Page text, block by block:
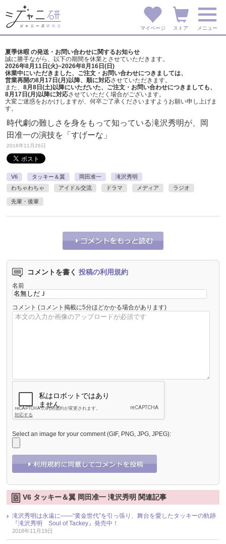
マイページ ストア メニュー
夏季休暇 の発送・お問い合わせに関するお知らせ
誠に勝手ながら、以下の期間を休業とさせていただきます。
2026年8月11日(火)~2026年8月16日(日)
休業中にいただきました、ご注文・お問い合わせにつきましては、
営業再開の8月17日(月)以降、順に対応させていただきます。
また、 8月8日(土)以降にいただいた、ご注文・ お問い合わせにつきましても、
8月17日(月)以降に対応させていただく場合がございます。
大変ご迷惑をおかけしますが、 何卒ご了承くださいますようお願い申し上げま
す。
時代劇の難しさを身をもって知っている滝沢秀明が、岡
田准一の演技を「すげーな」
2016年11月26日
V6 タッキー＆翼 岡田准一
滝沢秀明
わちゃわちゃ
アイドル交流 ドラマ メディア ラジオ
先輩・後輩
コメントを書く 投稿の利用規約
名前
コメント (コメント掲載に5分ほどかかる場合があります)
Select an image for your comment (GIF, PNG, JPG, JPEG):
V6 タッキー＆翼 岡田准一 滝沢秀明 関連記事
滝沢秀明は永遠に――“黄金世代”を引っ張り、舞台を愛したタッキーの軌跡
『滝沢秀明 Soul of Tackey』発売中！
2018年11月19日